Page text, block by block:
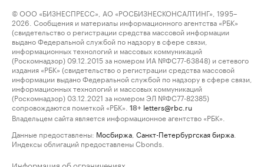
© ООО «БИЗНЕСПРЕСС», АО «РОСБИЗНЕСКОНСАЛТИНГ», 1995–
2026. Сообщения и материалы информационного агентства «РБК»
(свидетельство о регистрации средства массовой информации
выдано Федеральной службой по надзору в сфере связи,
информационных технологий и массовых коммуникаций
(Роскомнадзор) 09.12.2015 за номером ИА №ФС77-63848) и сетевого
издания «РБК» (свидетельство о регистрации средства массовой
информации выдано Федеральной службой по надзору в сфере связи,
информационных технологий и массовых коммуникаций
(Роскомнадзор) 03.12.2021 за номером ЭЛ №ФС77-82385)
сопровождаются пометкой «РБК».
18+ letters@rbc.ru
Владельцем сайта является информационное агентство «РБК».
Данные предоставлены: Мосбиржа Санкт-Петербургская биржа
Индексы облигаций предоставлены Cbonds.
Информация об ограничениях